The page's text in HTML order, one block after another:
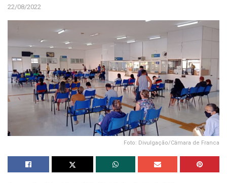
22/08/2022
Foto: Divulgação/Câmara de Franca